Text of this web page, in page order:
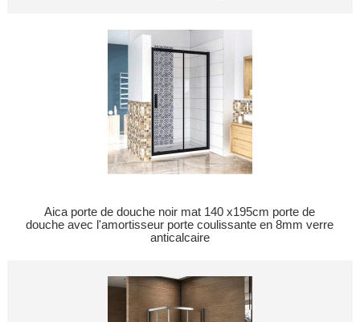
Aica porte de douche noir mat 140 x195cm porte de
douche avec l'amortisseur porte coulissante en 8mm verre
anticalcaire